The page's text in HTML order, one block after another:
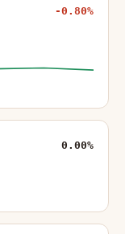
-0.80%
0.00%